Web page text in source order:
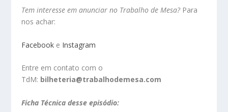
Tem interesse em anunciar no Trabalho de Mesa? Para
nos achar:
Facebook e Instagram
Entre em contato com o
TdM: bilheteria@trabalhodemesa.com
Ficha Técnica desse episódio: